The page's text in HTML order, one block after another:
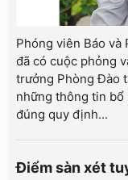
Phóng viên Báo và
đã có cuộc phỏng
trưởng Phòng Đào
những thông tin
đúng quy định...
Điểm sàn xét